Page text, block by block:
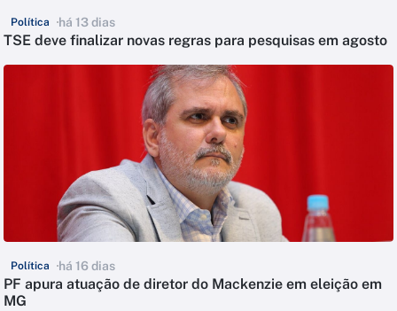
Política há 13 dias
TSE deve finalizar novas regras para pesquisas em agosto
Política há 16 dias
PF apura atuação de diretor do Mackenzie em eleição em
MG